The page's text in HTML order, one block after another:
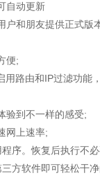
自动更新
和朋友提供正式版
便;
路由和IP过滤功能
验到不一样的感受;
网上速率;
序。恢复后执行不必
方软件即可轻松干净